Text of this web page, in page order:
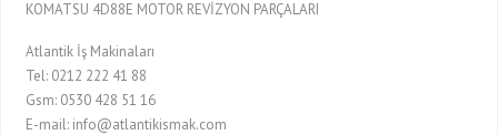
KOMATSU 4D88E MOTOR REVİZYON PARÇALARI
Atlantik İş Makinaları
Tel: 0212 222 41 88
Gsm: 0530 428 51 16
E-mail: info@atlantikismak.com